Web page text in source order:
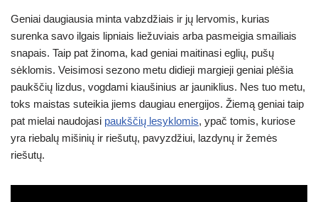
Geniai daugiausia minta vabzdžiais ir jų lervomis, kurias
surenka savo ilgais lipniais liežuviais arba pasmeigia smailiais
snapais. Taip pat žinoma, kad geniai maitinasi eglių, pušų
sėklomis. Veisimosi sezono metu didieji margieji geniai plėšia
paukščių lizdus, vogdami kiaušinius ar jauniklius. Nes tuo metu,
toks maistas suteikia jiems daugiau energijos. Žiemą geniai taip
pat mielai naudojasi paukščių lesyklomis, ypač tomis, kuriose
yra riebalų mišinių ir riešutų, pavyzdžiui, lazdynų ir žemės
riešutų.